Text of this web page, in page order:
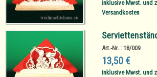
inklusive Mwst. und
Versandkosten
Art.-Nr. : 18/009
13,50 €
inklusive Mwst. und